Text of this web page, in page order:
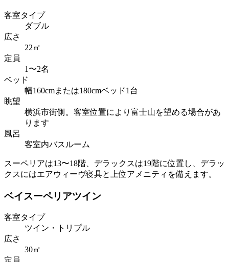
客室タイプ
ダブル
広さ
22㎡
定員
1〜2名
ベッド
幅160cmまたは180cmベッド1台
眺望
横浜市街側。客室位置により富士山を望める場合があ
ります
風呂
客室内バスルーム
スーペリアは13〜18階、デラックスは19階に位置し、デラッ
クスにはエアウィーヴ寝具と上位アメニティを備えます。
ベイスーペリアツイン
客室タイプ
ツイン・トリプル
広さ
30㎡